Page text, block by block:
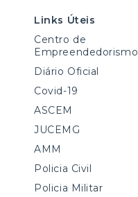
Links Úteis
Centro de
Empreendedorismo
Diário Oficial
Covid-19
ASCEM
JUCEMG
AMM
Policia Civil
Policia Militar